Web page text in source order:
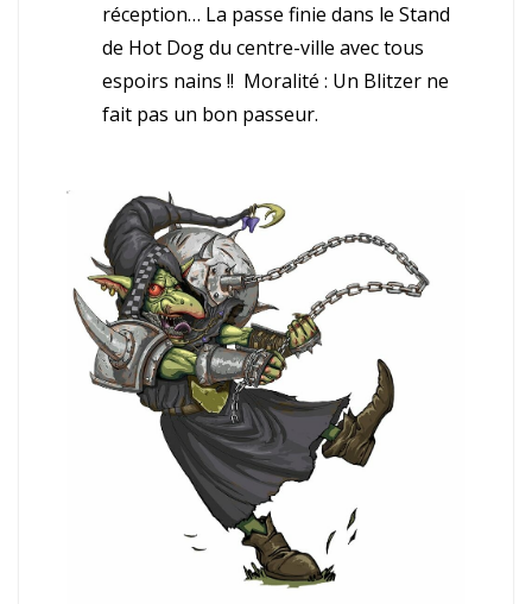
réception… La passe finie dans le Stand
de Hot Dog du centre-ville avec tous
espoirs nains !! Moralité : Un Blitzer ne
fait pas un bon passeur.